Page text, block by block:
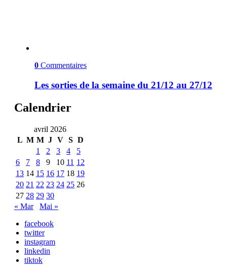
0 Commentaires
Les sorties de la semaine du 21/12 au 27/12
Calendrier
avril 2026
L M M J V S D
1
2 3 4
5
6
7 8 9 10 11 12
13 14 15 16 17 18 19
20 21 22 23 24 25 26
27 28 29 30
« Mar
Mai »
facebook
twitter
instagram
linkedin
tiktok